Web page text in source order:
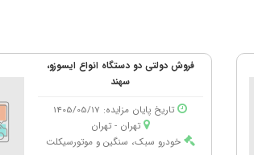
فروش دولتی دو دستگاه انواع ایسوزو،
سهند
تاریخ پایان مزایده: 1405/05/17
تهران - تهران
خودرو سبک، سنگین و موتورسیکلت